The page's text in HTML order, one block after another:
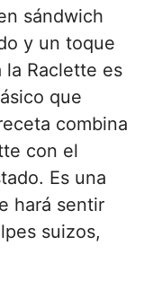
sándwich
y un toque
la Raclette es
que
combina
con el
Es una
hará sentir
suizos,